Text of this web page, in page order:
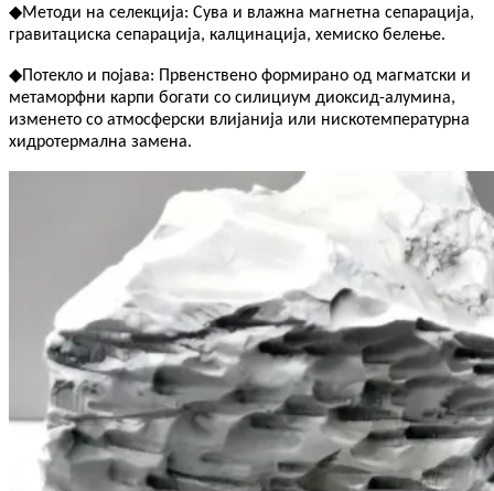
◆Методи на селекција: Сува и влажна магнетна сепарација,
гравитациска сепарација, калцинација, хемиско белење.
◆Потекло и појава: Првенствено формирано од магматски и
метаморфни карпи богати со силициум диоксид-алумина,
изменето со атмосферски влијанија или нискотемпературна
хидротермална замена.